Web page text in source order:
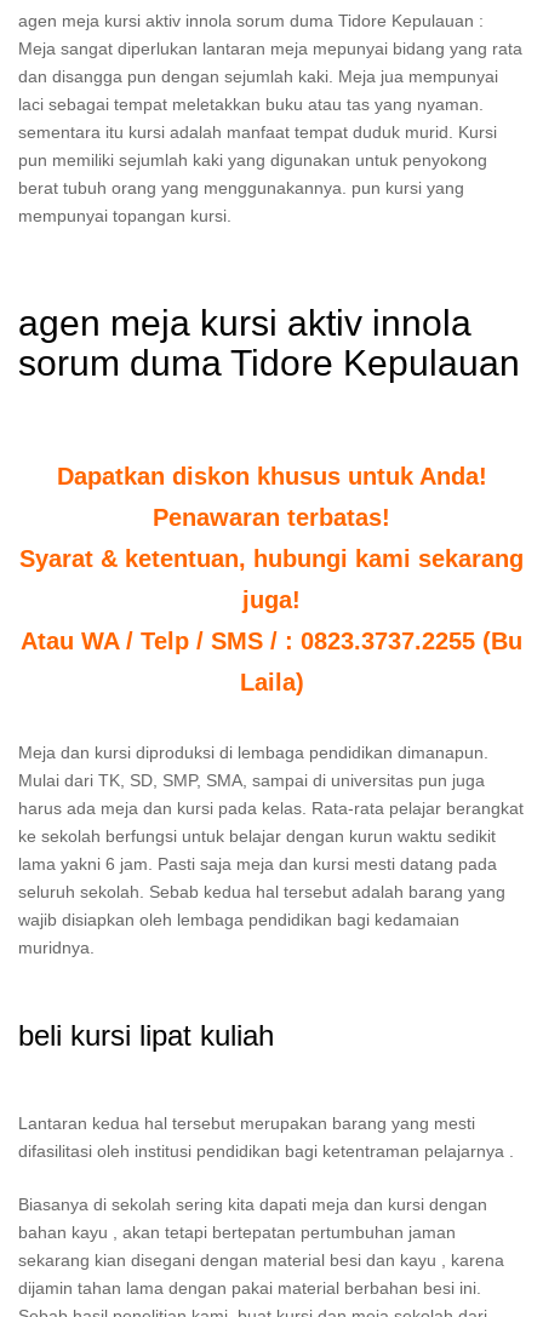
agen meja kursi aktiv innola sorum duma Tidore Kepulauan :
Meja sangat diperlukan lantaran meja mepunyai bidang yang rata
dan disangga pun dengan sejumlah kaki. Meja jua mempunyai
laci sebagai tempat meletakkan buku atau tas yang nyaman.
sementara itu kursi adalah manfaat tempat duduk murid. Kursi
pun memiliki sejumlah kaki yang digunakan untuk penyokong
berat tubuh orang yang menggunakannya. pun kursi yang
mempunyai topangan kursi.
agen meja kursi aktiv innola
sorum duma Tidore Kepulauan
Dapatkan diskon khusus untuk Anda!
Penawaran terbatas!
Syarat & ketentuan, hubungi kami sekarang
juga!
Atau WA / Telp / SMS / : 0823.3737.2255 (Bu
Laila)
Meja dan kursi diproduksi di lembaga pendidikan dimanapun.
Mulai dari TK, SD, SMP, SMA, sampai di universitas pun juga
harus ada meja dan kursi pada kelas. Rata-rata pelajar berangkat
ke sekolah berfungsi untuk belajar dengan kurun waktu sedikit
lama yakni 6 jam. Pasti saja meja dan kursi mesti datang pada
seluruh sekolah. Sebab kedua hal tersebut adalah barang yang
wajib disiapkan oleh lembaga pendidikan bagi kedamaian
muridnya.
beli kursi lipat kuliah
Lantaran kedua hal tersebut merupakan barang yang mesti
difasilitasi oleh institusi pendidikan bagi ketentraman pelajarnya .
Biasanya di sekolah sering kita dapati meja dan kursi dengan
bahan kayu , akan tetapi bertepatan pertumbuhan jaman
sekarang kian disegani dengan material besi dan kayu , karena
dijamin tahan lama dengan pakai material berbahan besi ini.